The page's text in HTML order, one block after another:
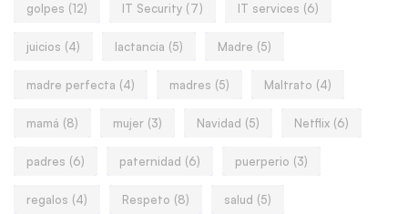
golpes (12) IT Security (7) IT services (6)
juicios (4) lactancia (5) Madre (5)
madre perfecta (4) madres (5) Maltrato (4)
mamá (8) mujer (3) Navidad (5) Netflix (6)
padres (6) paternidad (6) puerperio (3)
regalos (4) Respeto (8) salud (5)